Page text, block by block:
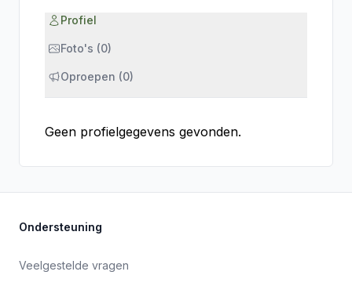
Profiel
Foto's (0)
Oproepen (0)
Geen profielgegevens gevonden.
Ondersteuning
Veelgestelde vragen